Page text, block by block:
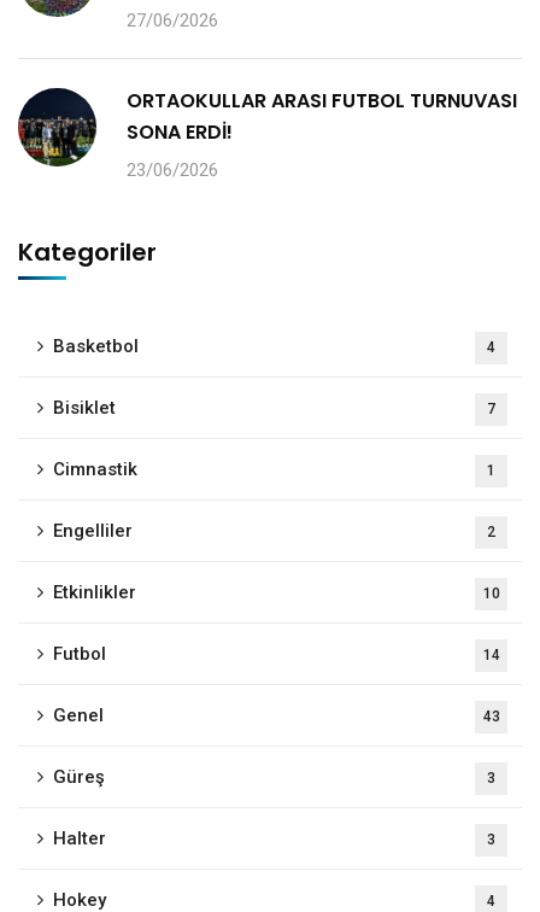
27/06/2026
ORTAOKULLAR ARASI FUTBOL TURNUVASI
SONA ERDİ!
23/06/2026
Kategoriler
Basketbol 4
Bisiklet 7
Cimnastik 1
Engelliler 2
Etkinlikler 10
Futbol 14
Genel 43
Güreş 3
Halter 3
Hokey 4